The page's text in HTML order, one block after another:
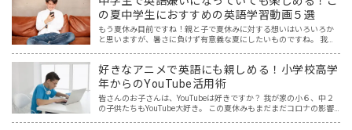
の夏中学生におすすめの英語学習動画５選
もう夏休み目前ですね！親と子で夏休みに対する想いはいろいろか
と思いますが、暑さに負けず有意義な夏にしたいものですね。 我が
好きなアニメで英語にも親しめる！小学校高学
年からのYouTube活用術
皆さんのお子さんは、YouTubeは好きですか？ 我が家の小６、中２
の子供たちもYouTube大好き。 この夏休みもまだまだコロナの影響